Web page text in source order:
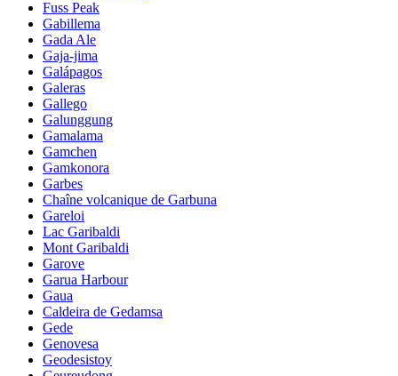
Fuss Peak
Gabillema
Gada Ale
Gaja-jima
Galápagos
Galeras
Gallego
Galunggung
Gamalama
Gamchen
Gamkonora
Garbes
Chaîne volcanique de Garbuna
Gareloi
Lac Garibaldi
Mont Garibaldi
Garove
Garua Harbour
Gaua
Caldeira de Gedamsa
Gede
Genovesa
Geodesistoy